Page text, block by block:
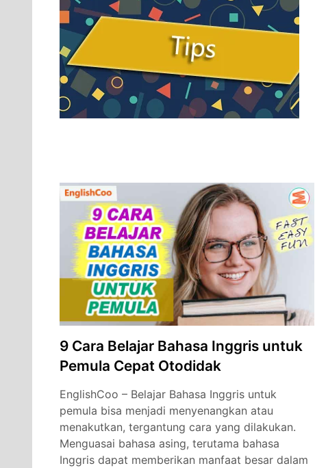
9 Cara Belajar Bahasa Inggris untuk
Pemula Cepat Otodidak
EnglishCoo – Belajar Bahasa Inggris untuk
pemula bisa menjadi menyenangkan atau
menakutkan, tergantung cara yang dilakukan.
Menguasai bahasa asing, terutama bahasa
Inggris dapat memberikan manfaat besar dalam